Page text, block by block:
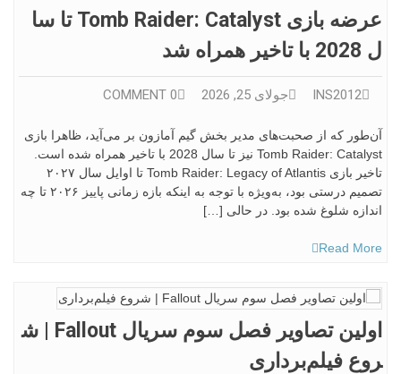
عرضه بازی Tomb Raider: Catalyst تا سا
ل 2028 با تاخیر همراه شد
INS2012 جولای 25, 2026 0 COMMENT
آن‌طور که از صحبت‌های مدیر بخش گیم آمازون بر می‌آید، ظاهرا بازی
Tomb Raider: Catalyst نیز تا سال 2028 با تاخیر همراه شده است.
تاخیر بازی Tomb Raider: Legacy of Atlantis تا اوایل سال ۲۰۲۷
تصمیم درستی بود، به‌ویژه با توجه به اینکه بازه زمانی پاییز ۲۰۲۶ تا چه
اندازه شلوغ شده بود. در حالی […]
Read More
اولین تصاویر فصل سوم سریال Fallout | ش
روع فیلم‌برداری